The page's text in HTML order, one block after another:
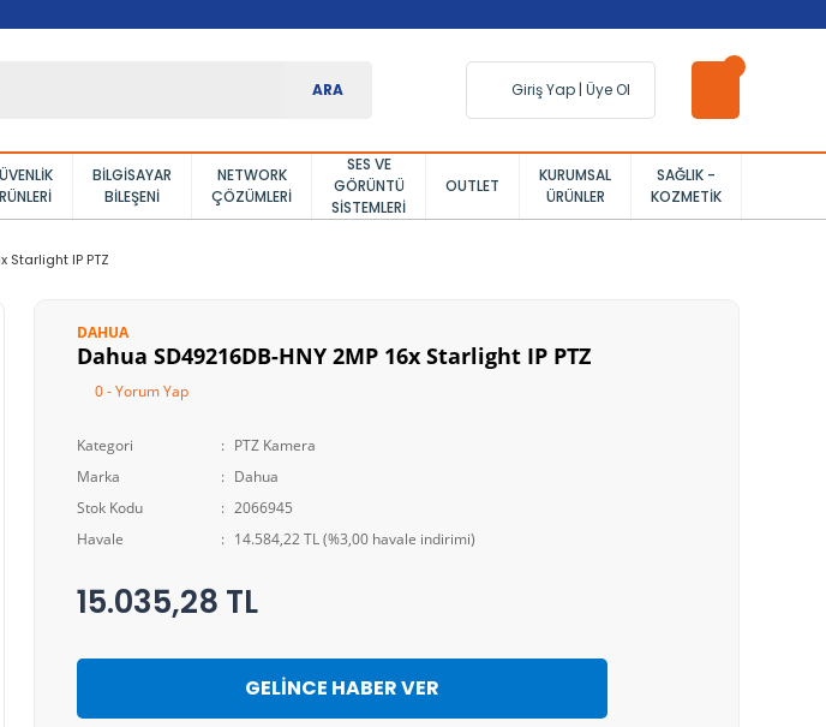
ARA Giriş Yap | Üye Ol
BILGISAYAR
BILEŞENI
NETWORK
ÇÖZÜMLERI
SES VE
GÖRÜNTÜ
SISTEMLERI
OUTLET
KURUMSAL
ÜRÜNLER
SAĞLIK -
KOZMETIK
Starlight IP PTZ
DAHUA
Dahua SD49216DB-HNY 2MP 16x Starlight IP PTZ
0 - Yorum Yap
Kategori
PTZ Kamera
Marka
Dahua
Stok Kodu
2066945
Havale
14.584,22 TL (%3,00 havale indirimi)
15.035,28 TL
GELİNCE HABER VER